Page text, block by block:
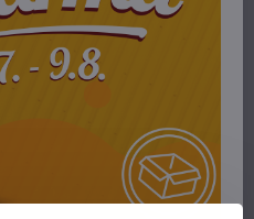
24 €
Do košíka